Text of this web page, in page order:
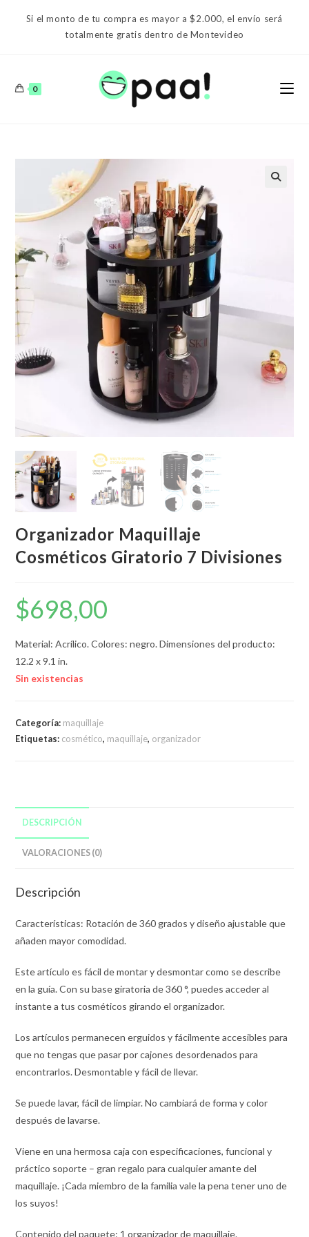
Si el monto de tu compra es mayor a $2.000, el envío será
totalmente gratis dentro de Montevideo
0
Organizador Maquillaje
Cosméticos Giratorio 7 Divisiones
$698,00
Material: Acrílico. Colores: negro. Dimensiones del producto:
12.2 x 9.1 in.
Sin existencias
Categoría: maquillaje
Etiquetas: cosmético, maquillaje, organizador
DESCRIPCIÓN
VALORACIONES (0)
Descripción
Características: Rotación de 360 grados y diseño ajustable que
añaden mayor comodidad.
Este artículo es fácil de montar y desmontar como se describe
en la guía. Con su base giratoria de 360 °, puedes acceder al
instante a tus cosméticos girando el organizador.
Los artículos permanecen erguidos y fácilmente accesibles para
que no tengas que pasar por cajones desordenados para
encontrarlos. Desmontable y fácil de llevar.
Se puede lavar, fácil de limpiar. No cambiará de forma y color
después de lavarse.
Viene en una hermosa caja con especificaciones, funcional y
práctico soporte – gran regalo para cualquier amante del
maquillaje. ¡Cada miembro de la familia vale la pena tener uno de
los suyos!
Contenido del paquete: 1 organizador de maquillaje.